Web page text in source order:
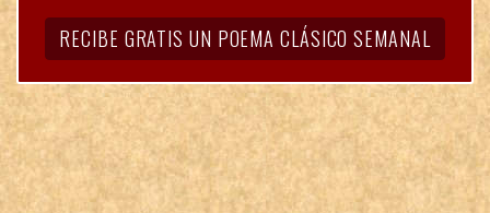
RECIBE GRATIS UN POEMA CLÁSICO SEMANAL